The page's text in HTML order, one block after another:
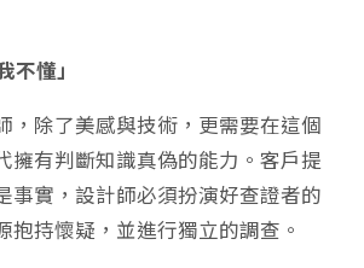
不懂」
，除了美感與技術，更需要在這個
擁有判斷知識真偽的能力。客戶提
事實，設計師必須扮演好查證者的
抱持懷疑，並進行獨立的調查。